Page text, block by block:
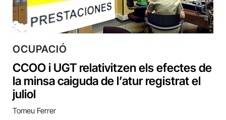
OCUPACIÓ
CCOO i UGT relativitzen els efectes de
la minsa caiguda de l’atur registrat el
juliol
Tomeu Ferrer